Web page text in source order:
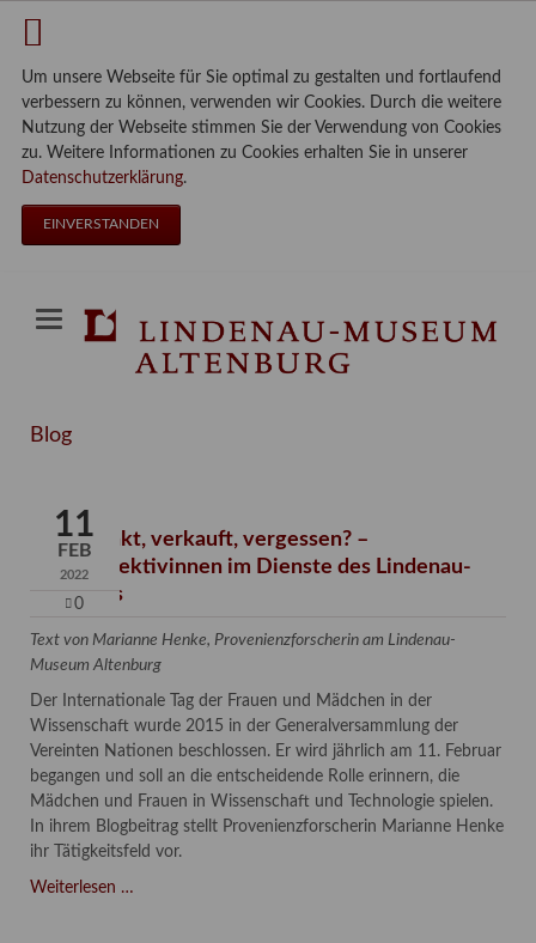
Um unsere Webseite für Sie optimal zu gestalten und fortlaufend
verbessern zu können, verwenden wir Cookies. Durch die weitere
Nutzung der Webseite stimmen Sie der Verwendung von Cookies
zu. Weitere Informationen zu Cookies erhalten Sie in unserer
Datenschutzerklärung.
EINVERSTANDEN
Blog
11
FEB
2022
0
Verschenkt, verkauft, vergessen? –
Kunstdetektivinnen im Dienste des Lindenau-
Museums
Text von Marianne Henke, Provenienzforscherin am Lindenau-
Museum Altenburg
Der Internationale Tag der Frauen und Mädchen in der
Wissenschaft wurde 2015 in der Generalversammlung der
Vereinten Nationen beschlossen. Er wird jährlich am 11. Februar
begangen und soll an die entscheidende Rolle erinnern, die
Mädchen und Frauen in Wissenschaft und Technologie spielen.
In ihrem Blogbeitrag stellt Provenienzforscherin Marianne Henke
ihr Tätigkeitsfeld vor.
Weiterlesen …